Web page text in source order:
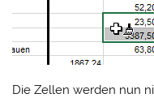
Die Zellen werden nun